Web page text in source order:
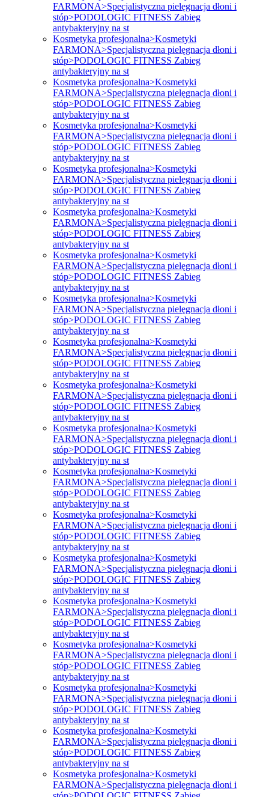
FARMONA>Specjalistyczna pielęgnacja dłoni i
stóp>PODOLOGIC FITNESS Zabieg
antybakteryjny na st
Kosmetyka profesjonalna>Kosmetyki
FARMONA>Specjalistyczna pielęgnacja dłoni i
stóp>PODOLOGIC FITNESS Zabieg
antybakteryjny na st
Kosmetyka profesjonalna>Kosmetyki
FARMONA>Specjalistyczna pielęgnacja dłoni i
stóp>PODOLOGIC FITNESS Zabieg
antybakteryjny na st
Kosmetyka profesjonalna>Kosmetyki
FARMONA>Specjalistyczna pielęgnacja dłoni i
stóp>PODOLOGIC FITNESS Zabieg
antybakteryjny na st
Kosmetyka profesjonalna>Kosmetyki
FARMONA>Specjalistyczna pielęgnacja dłoni i
stóp>PODOLOGIC FITNESS Zabieg
antybakteryjny na st
Kosmetyka profesjonalna>Kosmetyki
FARMONA>Specjalistyczna pielęgnacja dłoni i
stóp>PODOLOGIC FITNESS Zabieg
antybakteryjny na st
Kosmetyka profesjonalna>Kosmetyki
FARMONA>Specjalistyczna pielęgnacja dłoni i
stóp>PODOLOGIC FITNESS Zabieg
antybakteryjny na st
Kosmetyka profesjonalna>Kosmetyki
FARMONA>Specjalistyczna pielęgnacja dłoni i
stóp>PODOLOGIC FITNESS Zabieg
antybakteryjny na st
Kosmetyka profesjonalna>Kosmetyki
FARMONA>Specjalistyczna pielęgnacja dłoni i
stóp>PODOLOGIC FITNESS Zabieg
antybakteryjny na st
Kosmetyka profesjonalna>Kosmetyki
FARMONA>Specjalistyczna pielęgnacja dłoni i
stóp>PODOLOGIC FITNESS Zabieg
antybakteryjny na st
Kosmetyka profesjonalna>Kosmetyki
FARMONA>Specjalistyczna pielęgnacja dłoni i
stóp>PODOLOGIC FITNESS Zabieg
antybakteryjny na st
Kosmetyka profesjonalna>Kosmetyki
FARMONA>Specjalistyczna pielęgnacja dłoni i
stóp>PODOLOGIC FITNESS Zabieg
antybakteryjny na st
Kosmetyka profesjonalna>Kosmetyki
FARMONA>Specjalistyczna pielęgnacja dłoni i
stóp>PODOLOGIC FITNESS Zabieg
antybakteryjny na st
Kosmetyka profesjonalna>Kosmetyki
FARMONA>Specjalistyczna pielęgnacja dłoni i
stóp>PODOLOGIC FITNESS Zabieg
antybakteryjny na st
Kosmetyka profesjonalna>Kosmetyki
FARMONA>Specjalistyczna pielęgnacja dłoni i
stóp>PODOLOGIC FITNESS Zabieg
antybakteryjny na st
Kosmetyka profesjonalna>Kosmetyki
FARMONA>Specjalistyczna pielęgnacja dłoni i
stóp>PODOLOGIC FITNESS Zabieg
antybakteryjny na st
Kosmetyka profesjonalna>Kosmetyki
FARMONA>Specjalistyczna pielęgnacja dłoni i
stóp>PODOLOGIC FITNESS Zabieg
antybakteryjny na st
Kosmetyka profesjonalna>Kosmetyki
FARMONA>Specjalistyczna pielęgnacja dłoni i
stóp>PODOLOGIC FITNESS Zabieg
antybakteryjny na st
Kosmetyka profesjonalna>Kosmetyki
FARMONA>Specjalistyczna pielęgnacja dłoni i